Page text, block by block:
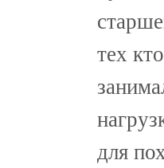
тех
для